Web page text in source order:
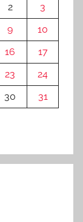
2
3
9
10
16
17
23
24
30 31